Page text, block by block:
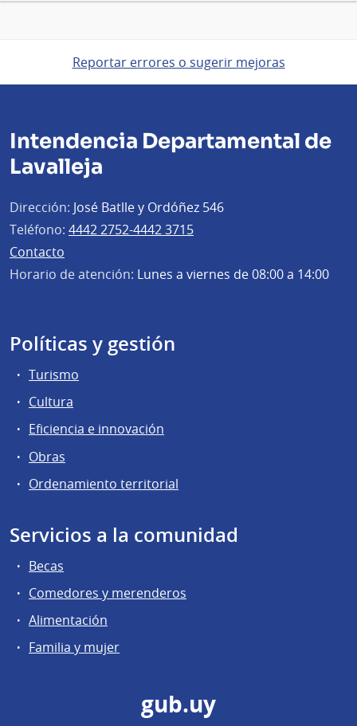
Reportar errores o sugerir mejoras
Intendencia Departamental de
Lavalleja
Dirección: José Batlle y Ordóñez 546
Teléfono: 4442 2752-4442 3715
Contacto
Horario de atención: Lunes a viernes de 08:00 a 14:00
Políticas y gestión
Turismo
Cultura
Eficiencia e innovación
Obras
Ordenamiento territorial
Servicios a la comunidad
Becas
Comedores y merenderos
Alimentación
Familia y mujer
gub.uy